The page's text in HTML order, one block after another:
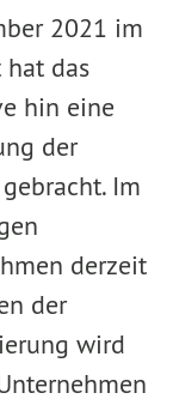
2021 im
hat das
hin eine
der
Im
derzeit
der
wird